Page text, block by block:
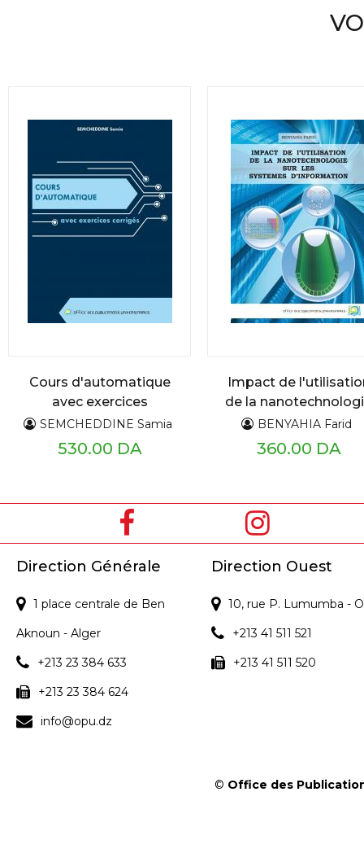
Cours d'automatique
avec exercices
corrigés
SEMCHEDDINE Samia
530.00 DA
Impact de
de la
sur les systèmes
d'information
BENYAHIA Farid
360.00 DA
Direction Générale
1 place centrale de Ben
Aknoun - Alger
+213 23 384 633
+213 23 384 624
info@opu.dz
Direction Ouest
10, rue P. Lumumba -
+213 41 511 521
+213 41 511 520
© Office des